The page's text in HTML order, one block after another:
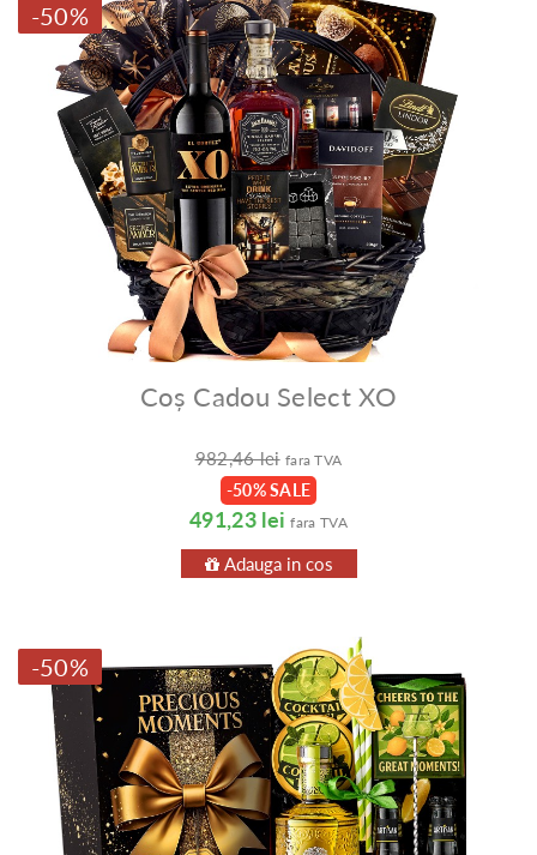
-50%
Coș Cadou Select XO
982,46 lei fara TVA
-50% SALE
491,23 lei fara TVA
Adauga in cos
-50%